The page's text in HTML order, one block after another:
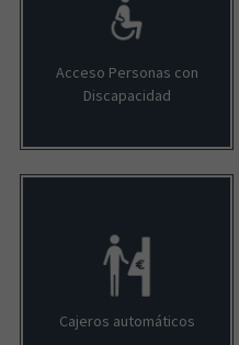
Acceso Personas con
Discapacidad
Cajeros automáticos